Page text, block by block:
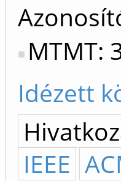
MTMT:
Idézett
IEEE